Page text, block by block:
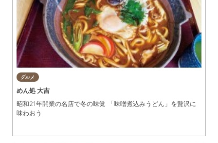
グルメ
めん処 大吉
昭和21年開業の名店で冬の味覚 「味噌煮込みうどん」を贅沢に
味わおう